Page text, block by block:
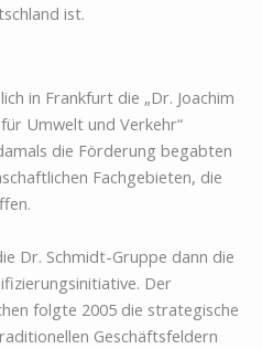
ist.
in Frankfurt die „Dr. Joachim
Umwelt und Verkehr“
die Förderung begabten
Fachgebieten, die
Dr. Schmidt-Gruppe dann die
Der
folgte 2005 die strategische
Geschäftsfeldern